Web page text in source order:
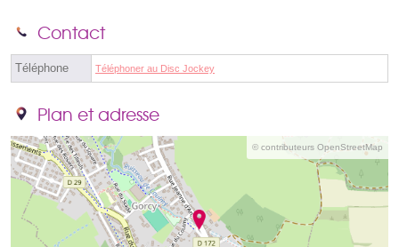
Contact
Téléphone Téléphoner au Disc Jockey
Plan et adresse
© contributeurs OpenStreetMap